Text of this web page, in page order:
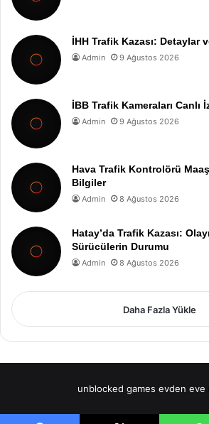
İHH Trafik Kazası: Detaylar
Admin 9 Ağustos 2026
İBB Trafik Kameraları Canlı
Admin 9 Ağustos 2026
Hava Trafik Kontrolörü
Bilgiler
Admin 8 Ağustos 2026
Hatay’da Trafik Kazası:
Sürücülerin Durumu
Admin 8 Ağustos 2026
Daha Fazla Yükle
unblocked games evden eve